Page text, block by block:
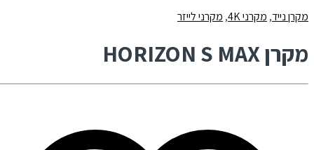
מקרן נייד,מקרני 4K ,מקרני לייזר
מקרן HORIZON S MAX